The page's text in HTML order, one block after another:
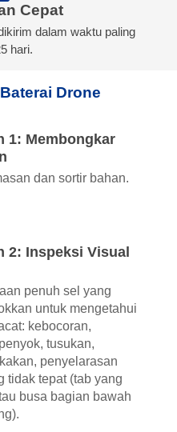
Cepat
dalam waktu paling
hari.
Drone
1: Membongkar
dan sortir bahan.
2: Inspeksi Visual
penuh sel yang
untuk mengetahui
kebocoran,
tusukan,
penyelarasan
tidak tepat (tab yang
busa bagian bawah